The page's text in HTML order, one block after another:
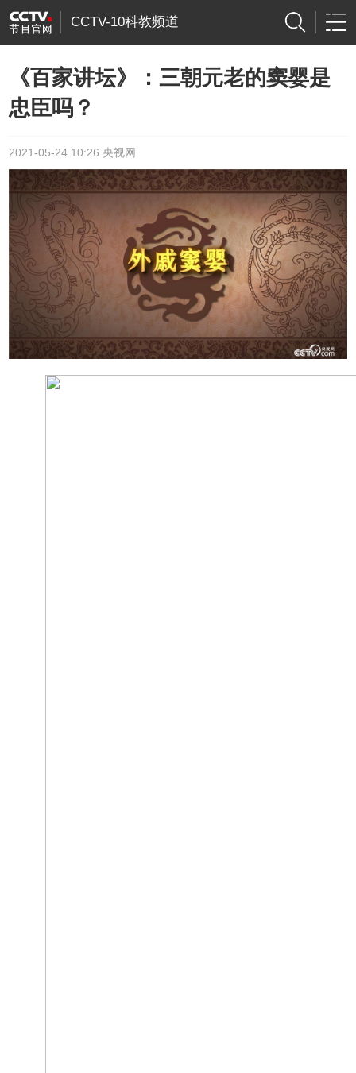
CCTV-10科教频道
《百家讲坛》：三朝元老的窦婴是
忠臣吗？
2021-05-24 10:26 央视网